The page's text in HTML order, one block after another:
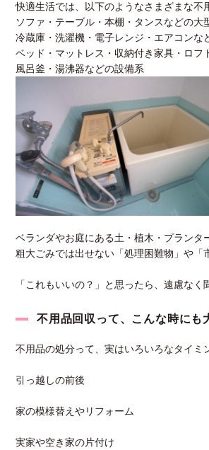
快適生活では、以下のようなさまざまな不
ソファ・テーブル・本棚・タンスなどの大
冷蔵庫・洗濯機・電子レンジ・エアコンな
ベッド・マットレス・収納付き家具・ロフ
風呂釜・湯沸器などの設備系
ベランダやお庭にある土・植木・プラン
粗大ごみでは出せない「処理困難物」や「
「これもいいの？」と思ったら、遠慮なく
不用品回収って、こんな時にも
不用品の処分って、実はいろいろなタイミ
引っ越しの前後
家の模様替えやリフォーム
実家や空き家の片付け